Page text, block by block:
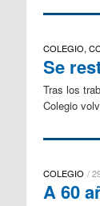
COLEGIO,
Se
Tras los
Colegio
COLEGIO
A 60